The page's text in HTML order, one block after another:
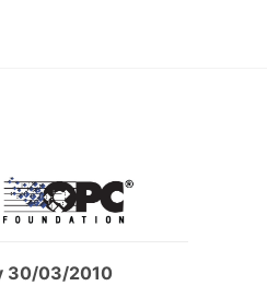
30/03/2010